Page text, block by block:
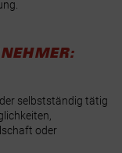
selbstständig tätig
oder